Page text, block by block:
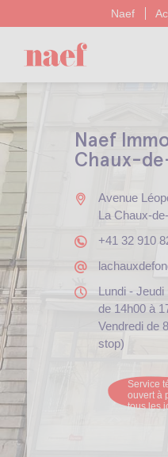
Naef
Naef
Chaux-
Avenue
La Chaux-
+41 32 910
Lundi - Jeudi
de 14h00 à
Vendredi de
stop)
Service
ouvert à
tous les